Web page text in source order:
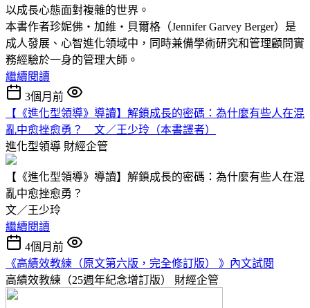
以成長心態面對複雜的世界。
本書作者珍妮佛‧加維‧貝爾格（Jennifer Garvey Berger）是
成人發展、心智進化領域中，同時兼備學術研究和管理顧問實
務經驗於一身的管理大師。
繼續閱讀
3個月前
【《進化型領導》導讀】解鎖成長的密碼：為什麼有些人在混
亂中愈挫愈勇？ 文／王少玲（本書譯者）
進化型領導 財經企管
【《進化型領導》導讀】解鎖成長的密碼：為什麼有些人在混
亂中愈挫愈勇？
文／王少玲
繼續閱讀
4個月前
《高績效教練（原文第六版，完全修訂版） 》內文試閱
高績效教練（25週年紀念增訂版） 財經企管